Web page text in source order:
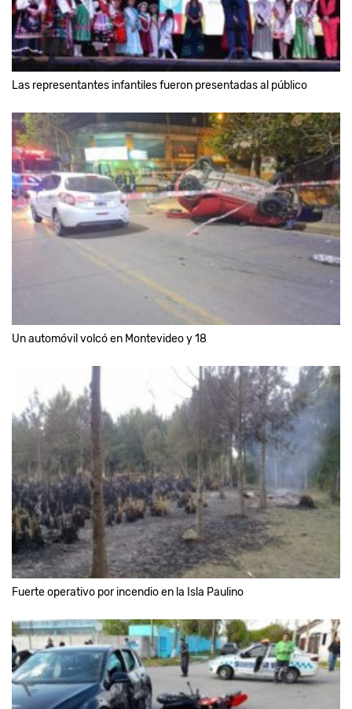
Las representantes infantiles fueron presentadas al público
Un automóvil volcó en Montevideo y 18
Fuerte operativo por incendio en la Isla Paulino